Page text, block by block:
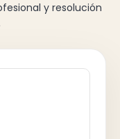
y resolución